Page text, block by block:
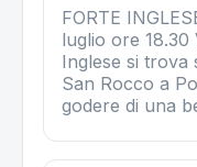
FORTE
luglio ore
Inglese si trova
San Rocco a
godere di una